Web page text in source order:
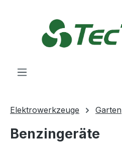
Elektrowerkzeuge Garten
Benzingeräte